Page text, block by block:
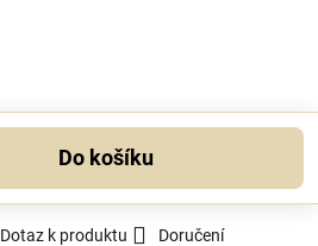
Do košíku
Dotaz k produktu Doručení